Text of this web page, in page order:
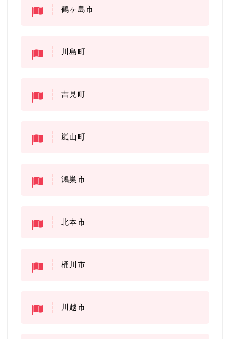
鶴ヶ島市
川島町
吉見町
嵐山町
鴻巣市
北本市
桶川市
川越市